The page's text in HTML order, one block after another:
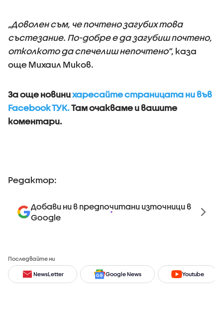
„Доволен съм, че почтено загубих това
състезание. По-добре е да загубиш почтено,
отколкото да спечелиш непочтено”, каза
още Михаил Миков.
За още новинихаресайте страницата ни във
Facebook ТУК.Там очакваме и вашите
коментари.
Редактор:
Добави ни в предпочитани източници в
Google
Последвайте ни
NewsLetter Google News Youtube